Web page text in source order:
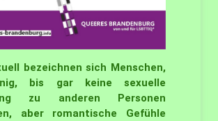
bezeichnen sich Menschen,
bis gar keine sexuelle
zu anderen Personen
aber romantische Gefühle